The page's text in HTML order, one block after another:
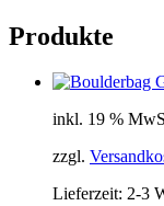
Produkte
inkl. 19 %
zzgl.
Lieferzeit: 2-3